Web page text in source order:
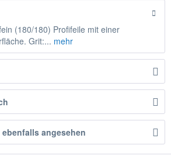
(180/180) Profifeile mit einer
Grit:... mehr
angesehen